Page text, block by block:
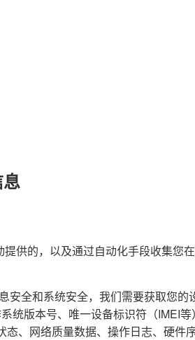
供的，以及通过自动化手段收集您
安全和系统安全，我们需要获取您的
统版本号、唯一设备标识符（IMEI
态、网络质量数据、操作日志、硬件